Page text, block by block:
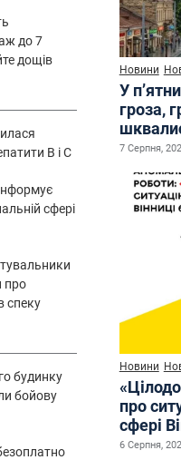
Новини
У
гроза,
7 Серпня,
Новини
про
сфері
6 Серпня,
до 7
дощів
В і С
сфері
про
спеку
будинку
бойову